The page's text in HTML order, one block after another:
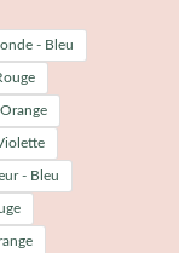
- Bleu
- Bleu